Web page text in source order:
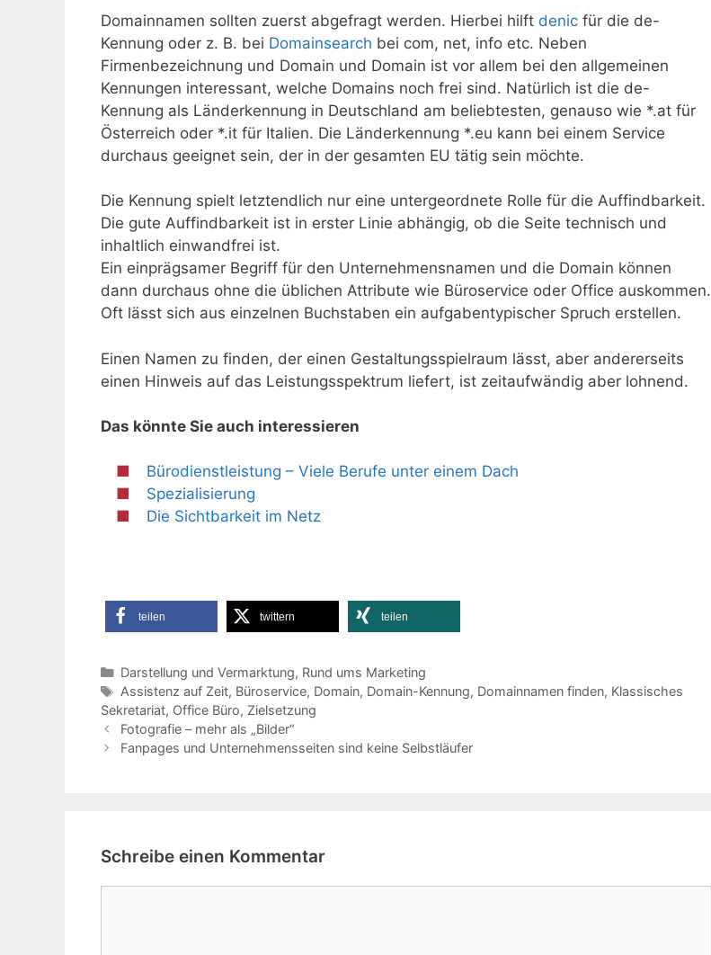
Domainnamen sollten zuerst abgefragt werden. Hierbei hilft denic für die de-
Kennung oder z. B. bei Domainsearch bei com, net, info etc. Neben
Firmenbezeichnung und Domain und Domain ist vor allem bei den allgemeinen
Kennungen interessant, welche Domains noch frei sind. Natürlich ist die de-
Kennung als Länderkennung in Deutschland am beliebtesten, genauso wie *.at für
Österreich oder *.it für Italien. Die Länderkennung *.eu kann bei einem Service
durchaus geeignet sein, der in der gesamten EU tätig sein möchte.
Die Kennung spielt letztendlich nur eine untergeordnete Rolle für die Auffindbarkeit.
Die gute Auffindbarkeit ist in erster Linie abhängig, ob die Seite technisch und
inhaltlich einwandfrei ist.
Ein einprägsamer Begriff für den Unternehmensnamen und die Domain können
dann durchaus ohne die üblichen Attribute wie Büroservice oder Office auskommen.
Oft lässt sich aus einzelnen Buchstaben ein aufgabentypischer Spruch erstellen.
Einen Namen zu finden, der einen Gestaltungsspielraum lässt, aber andererseits
einen Hinweis auf das Leistungsspektrum liefert, ist zeitaufwändig aber lohnend.
Das könnte Sie auch interessieren
Bürodienstleistung – Viele Berufe unter einem Dach
Spezialisierung
Die Sichtbarkeit im Netz
teilen twittern teilen
Kategorien
Darstellung und Vermarktung, Rund ums Marketing
Schlagwörter
Assistenz auf Zeit, Büroservice, Domain, Domain-Kennung, Domainnamen finden, Klassisches
Sekretariat, Office Büro, Zielsetzung
Fotografie – mehr als „Bilder“
Fanpages und Unternehmensseiten sind keine Selbstläufer
Schreibe einen Kommentar